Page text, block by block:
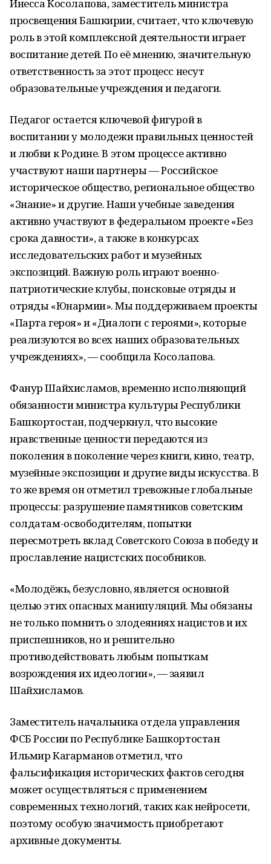
Инесса Косолапова, заместитель министра
просвещения Башкирии, считает, что ключевую
роль в этой комплексной деятельности играет
воспитание детей. По её мнению, значительную
ответственность за этот процесс несут
образовательные учреждения и педагоги.
Педагог остается ключевой фигурой в
воспитании у молодежи правильных ценностей
и любви к Родине. В этом процессе активно
участвуют наши партнеры — Российское
историческое общество, региональное общество
«Знание» и другие. Наши учебные заведения
активно участвуют в федеральном проекте «Без
срока давности», а также в конкурсах
исследовательских работ и музейных
экспозиций. Важную роль играют военно-
патриотические клубы, поисковые отряды и
отряды «Юнармии». Мы поддерживаем проекты
«Парта героя» и «Диалоги с героями», которые
реализуются во всех наших образовательных
учреждениях», — сообщила Косолапова.
Фанур Шайхисламов, временно исполняющий
обязанности министра культуры Республики
Башкортостан, подчеркнул, что высокие
нравственные ценности передаются из
поколения в поколение через книги, кино, театр,
музейные экспозиции и другие виды искусства. В
то же время он отметил тревожные глобальные
процессы: разрушение памятников советским
солдатам-освободителям, попытки
пересмотреть вклад Советского Союза в победу и
прославление нацистских пособников.
«Молодёжь, безусловно, является основной
целью этих опасных манипуляций. Мы обязаны
не только помнить о злодеяниях нацистов и их
приспешников, но и решительно
противодействовать любым попыткам
возрождения их идеологии», — заявил
Шайхисламов.
Заместитель начальника отдела управления
ФСБ России по Республике Башкортостан
Ильмир Кагарманов отметил, что
фальсификация исторических фактов сегодня
может осуществляться с применением
современных технологий, таких как нейросети,
поэтому особую значимость приобретают
архивные документы.